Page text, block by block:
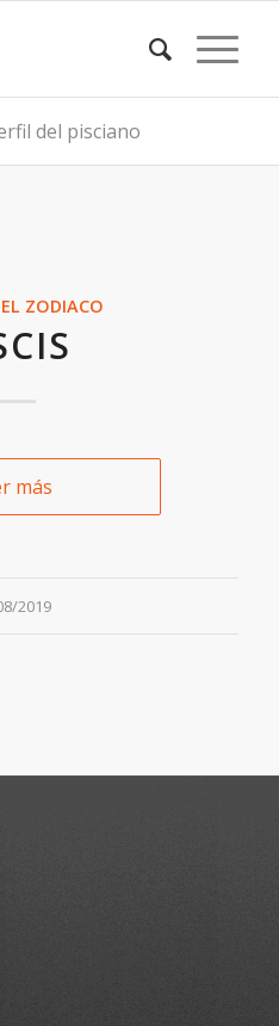
del pisciano
ZODIACO
más
2019